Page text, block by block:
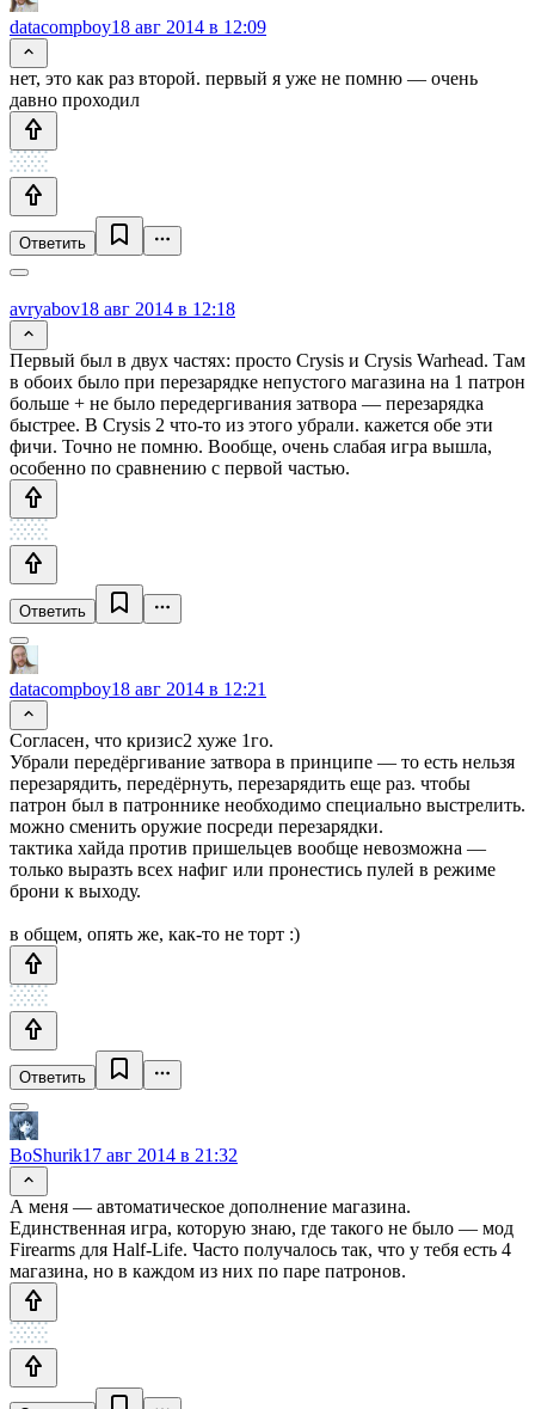
datacompboy18 авг 2014 в 12:09
нет, это как раз второй. первый я уже не помню — очень
давно проходил
Ответить
avryabov18 авг 2014 в 12:18
Первый был в двух частях: просто Crysis и Crysis Warhead. Там
в обоих было при перезарядке непустого магазина на 1 патрон
больше + не было передергивания затвора — перезарядка
быстрее. В Crysis 2 что-то из этого убрали. кажется обе эти
фичи. Точно не помню. Вообще, очень слабая игра вышла,
особенно по сравнению с первой частью.
Ответить
datacompboy18 авг 2014 в 12:21
Согласен, что кризис2 хуже 1го.
Убрали передёргивание затвора в принципе — то есть нельзя
перезарядить, передёрнуть, перезарядить еще раз. чтобы
патрон был в патроннике необходимо специально выстрелить.
можно сменить оружие посреди перезарядки.
тактика хайда против пришельцев вообще невозможна —
только выразть всех нафиг или пронестись пулей в режиме
брони к выходу.
в общем, опять же, как-то не торт :)
Ответить
BoShurik17 авг 2014 в 21:32
А меня — автоматическое дополнение магазина.
Единственная игра, которую знаю, где такого не было — мод
Firearms для Half-Life. Часто получалось так, что у тебя есть 4
магазина, но в каждом из них по паре патронов.